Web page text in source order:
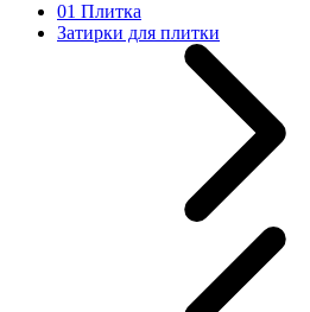
01 Плитка
Затирки для плитки